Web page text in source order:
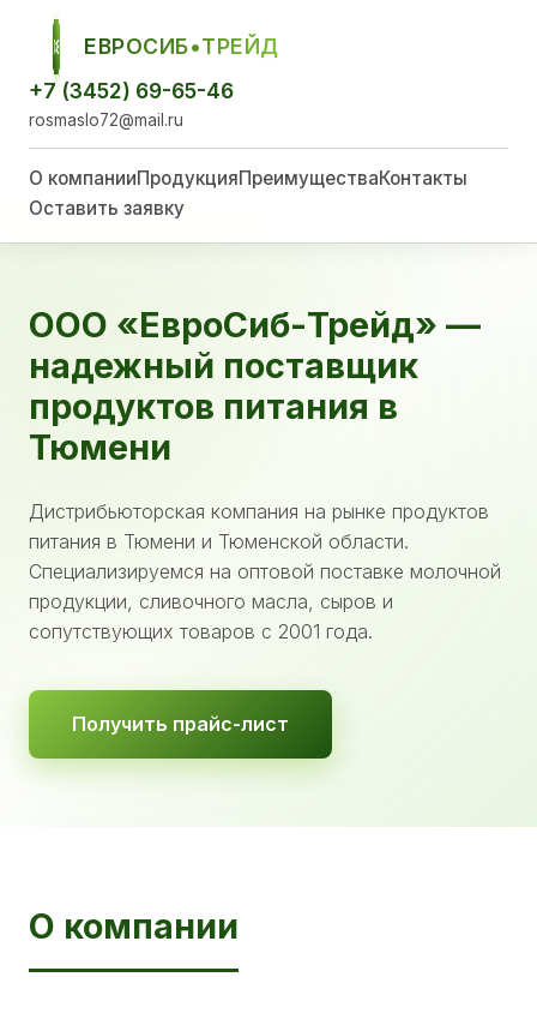
ЕСТ
ЕВРОСИБ•ТРЕЙД
+7 (3452) 69-65-46
rosmaslo72@mail.ru
О компанииПродукцияПреимуществаКонтакты
Оставить заявку
ООО «ЕвроСиб-Трейд» —
надежный поставщик
продуктов питания в
Тюмени
Дистрибьюторская компания на рынке продуктов
питания в Тюмени и Тюменской области.
Специализируемся на оптовой поставке молочной
продукции, сливочного масла, сыров и
сопутствующих товаров с 2001 года.
Получить прайс-лист
О компании